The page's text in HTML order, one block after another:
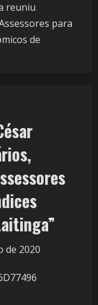
reuniu
para
de
de 2020